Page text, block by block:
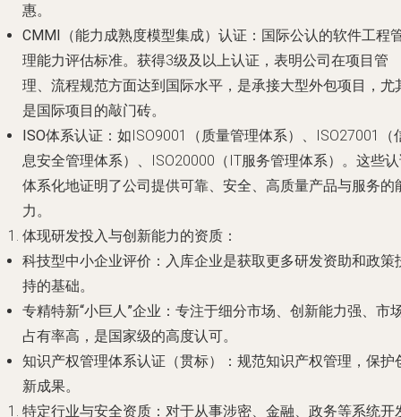
惠。
CMMI（能力成熟度模型集成）认证 ：国际公认的软件工程
理能力评估标准。获得3级及以上认证，表明公司在项目管
理、流程规范方面达到国际水平，是承接大型外包项目，尤
是国际项目的敲门砖。
ISO体系认证 ：如ISO9001（质量管理体系）、ISO27001（
息安全管理体系）、ISO20000（IT服务管理体系）。这些
体系化地证明了公司提供可靠、安全、高质量产品与服务的
力。
体现研发投入与创新能力的资质 ：
科技型中小企业评价 ：入库企业是获取更多研发资助和政策
持的基础。
专精特新“小巨人”企业 ：专注于细分市场、创新能力强、市
占有率高，是国家级的高度认可。
知识产权管理体系认证（贯标）
：规范知识产权管理，保护
新成果。
特定行业与安全资质 ：对于从事涉密、金融、政务等系统开